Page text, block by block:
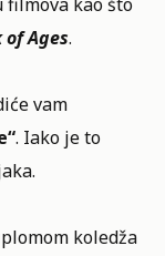
of Ages.
vam
. Iako je to
koledža